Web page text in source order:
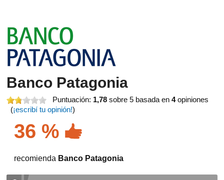
Banco Patagonia
Puntuación: 1,78 sobre 5 basada en4opiniones
(¡escribí tu opinión!)
36 %
recomienda Banco Patagonia